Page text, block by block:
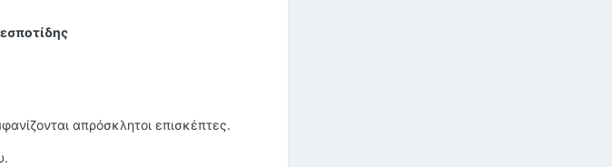
απρόσκλητοι επισκέπτες.